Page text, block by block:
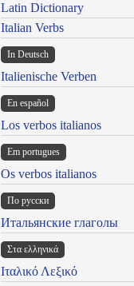
Latin Dictionary
Italian Verbs
In Deutsch
Italienische Verben
En español
Los verbos italianos
Em portugues
Os verbos italianos
По русски
Итальянские глаголы
Στα ελληνικά
Ιταλικό Λεξικό